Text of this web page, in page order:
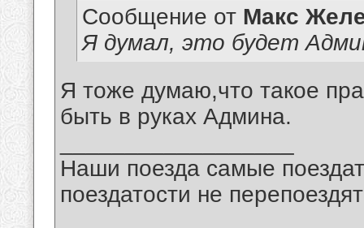
Сообщение от Макс
Я думал, это будет
Я тоже думаю,что такое
быть в руках Админа.
Наши поезда самые
поездатости не